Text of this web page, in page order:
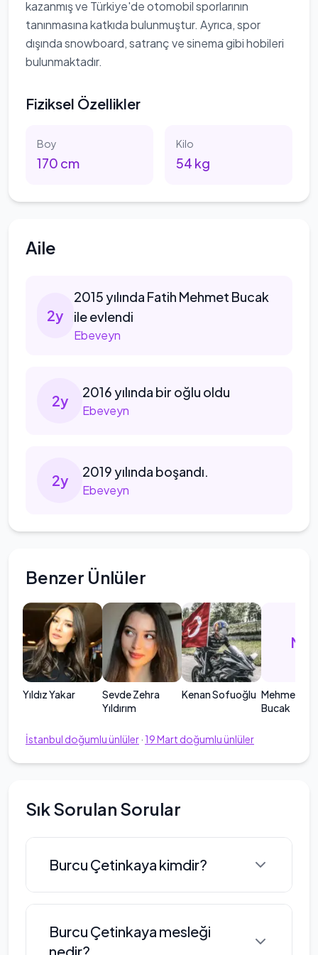
kazanmış ve Türkiye'de otomobil sporlarının
tanınmasına katkıda bulunmuştur. Ayrıca, spor
dışında snowboard, satranç ve sinema gibi hobileri
bulunmaktadır.
Fiziksel Özellikler
Boy
170 cm
Kilo
54 kg
Aile
2y
2015yılında Fatih Mehmet Bucak
ile evlendi
Ebeveyn
2y 2016yılında bir oğlu oldu
Ebeveyn
2y 2019yılında boşandı.
Ebeveyn
Benzer Ünlüler
Yıldız Yakar
Sevde Zehra
Yıldırım
Kenan Sofuoğlu
MF
Mehmet
Bucak
İstanbul doğumlu ünlüler· 19Mart doğumlu ünlüler
Sık Sorulan Sorular
Burcu Çetinkaya kimdir?
tarihinde İstanbul'da doğmuştur.
Burcu Çetinkaya mesleği
nedir?